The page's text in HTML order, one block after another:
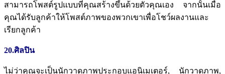
สามารถโพสต์รูปแบบที่คุณสร้างขึ้นด้วยตัวคุณเอง
จากนั้นเมื่อ
คุณได้รับลูกค้าให้โพสต์ภาพของพวกเขาเพื่อโชว์ผลงานและ
เรียกลูกค้า
20.ศิลปิน
ไม่ว่าคุณจะเป็นนักวาดภาพประกอบแอนิเมเตอร์, นักวาดภาพ,